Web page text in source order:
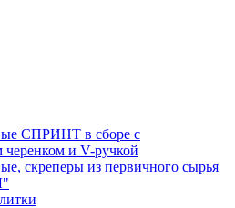
СПРИНТ в сборе с
черенком и V-ручкой
скреперы из первичного сырья